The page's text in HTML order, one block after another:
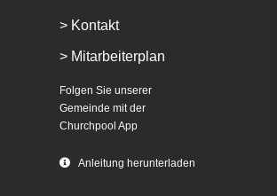
> Kontakt
> Mitarbeiterplan
Folgen Sie unserer
Gemeinde mit der
Churchpool App
Anleitung herunterladen